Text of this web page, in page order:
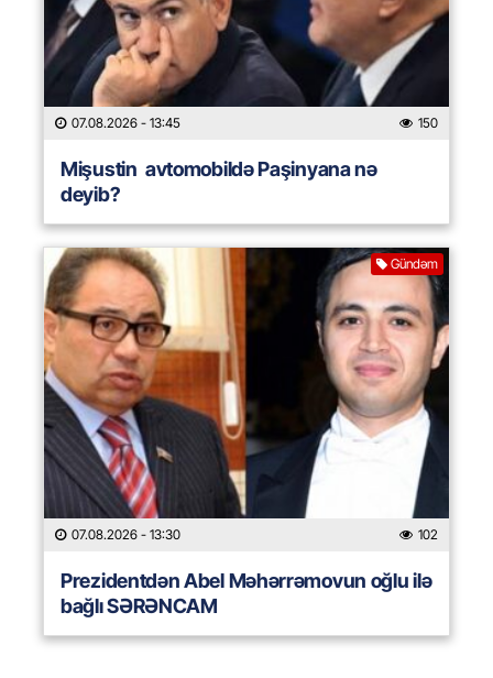
07.08.2026 - 13:45 150
Mişustin avtomobildə Paşinyana nə
deyib?
Gündəm
07.08.2026 - 13:30 102
Prezidentdən Abel Məhərrəmovun oğlu ilə
bağlı SƏRƏNCAM